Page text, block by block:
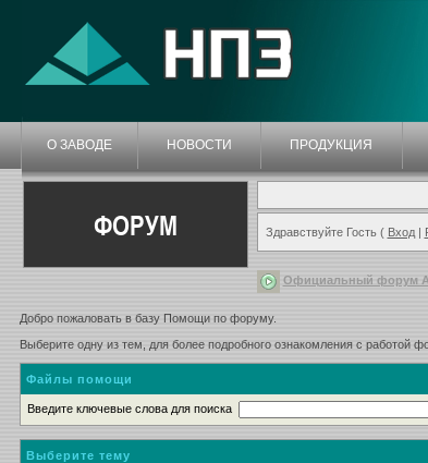
О ЗАВОДЕ НОВОСТИ ПРОДУКЦИЯ
ФОРУМ Здравствуйте Гость ( Вход|
Официальный форум
Добро пожаловать в базу Помощи по форуму.
Выберите одну из тем, для более подробного ознакомления с работой
Файлы помощи
Введите ключевые слова для поиска
Выберите тему